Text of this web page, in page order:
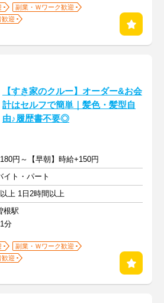
副業・Ｗワーク歓迎
歓迎
【すき家のクルー】オーダー&お会
計はセルフで簡単｜髪色・髪型自
由♪履歴書不要◎
円～【早朝】時給+150円
イト・パート
上 1日2時間以上
根駅
分
副業・Ｗワーク歓迎
歓迎